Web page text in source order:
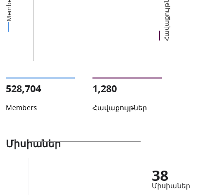
Members Հավաքույթներ
528,704
Members
1,280
Հավաքույթներ
Միսիաներ
38
Միսիաներ